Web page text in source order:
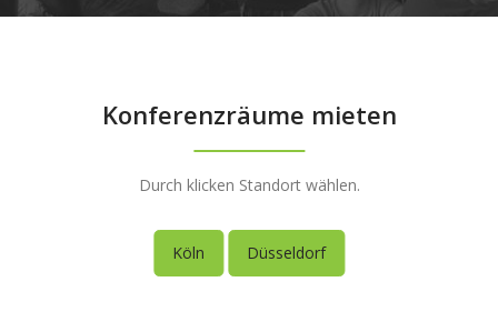
Konferenzräume mieten
Durch klicken Standort wählen.
Köln Düsseldorf